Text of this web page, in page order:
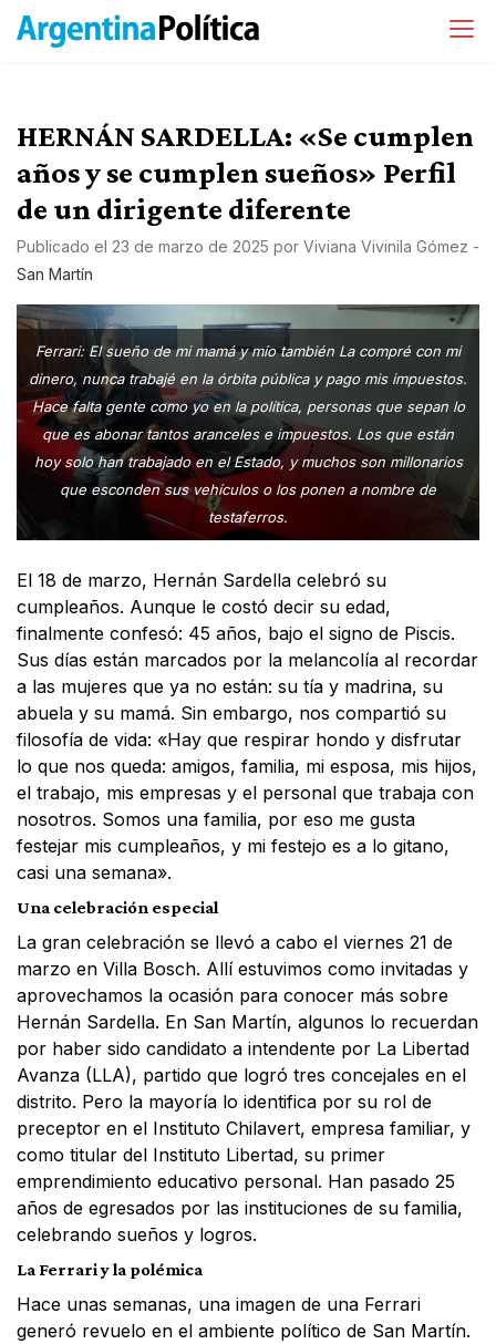
HERNÁN SARDELLA: «Se cumplen
años y se cumplen sueños» Perfil
de un dirigente diferente
Publicado el 23 de marzo de 2025 por Viviana Vivinila Gómez -
San Martín
Ferrari: El sueño de mi mamá y mío también La compré con mi
dinero, nunca trabajé en la órbita pública y pago mis impuestos.
Hace falta gente como yo en la política, personas que sepan lo
que es abonar tantos aranceles e impuestos. Los que están
hoy solo han trabajado en el Estado, y muchos son millonarios
que esconden sus vehículos o los ponen a nombre de
testaferros.
El 18 de marzo, Hernán Sardella celebró su
cumpleaños. Aunque le costó decir su edad,
finalmente confesó: 45 años, bajo el signo de Piscis.
Sus días están marcados por la melancolía al recordar
a las mujeres que ya no están: su tía y madrina, su
abuela y su mamá. Sin embargo, nos compartió su
filosofía de vida: «Hay que respirar hondo y disfrutar
lo que nos queda: amigos, familia, mi esposa, mis hijos,
el trabajo, mis empresas y el personal que trabaja con
nosotros. Somos una familia, por eso me gusta
festejar mis cumpleaños, y mi festejo es a lo gitano,
casi una semana».
Una celebración especial
La gran celebración se llevó a cabo el viernes 21 de
marzo en Villa Bosch. Allí estuvimos como invitadas y
aprovechamos la ocasión para conocer más sobre
Hernán Sardella. En San Martín, algunos lo recuerdan
por haber sido candidato a intendente por La Libertad
Avanza (LLA), partido que logró tres concejales en el
distrito. Pero la mayoría lo identifica por su rol de
preceptor en el Instituto Chilavert, empresa familiar, y
como titular del Instituto Libertad, su primer
emprendimiento educativo personal. Han pasado 25
años de egresados por las instituciones de su familia,
celebrando sueños y logros.
La Ferrari y la polémica
Hace unas semanas, una imagen de una Ferrari
generó revuelo en el ambiente político de San Martín.